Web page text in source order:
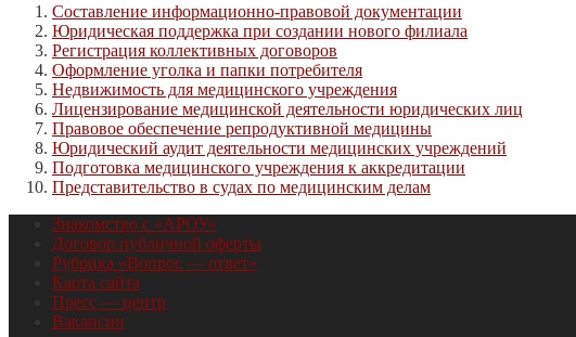
Составление информационно-правовой документации
Юридическая поддержка при создании нового филиала
Регистрация коллективных договоров
Оформление уголка и папки потребителя
Недвижимость для медицинского учреждения
Лицензирование медицинской деятельности юридических лиц
Правовое обеспечение репродуктивной медицины
Юридический аудит деятельности медицинских учреждений
Подготовка медицинского учреждения к аккредитации
Представительство в судах по медицинским делам
Знакомство с «АРОУ»
Договор публичной оферты
Рубрика «Вопрос — ответ»
Карта сайта
Пресс — центр
Вакансии